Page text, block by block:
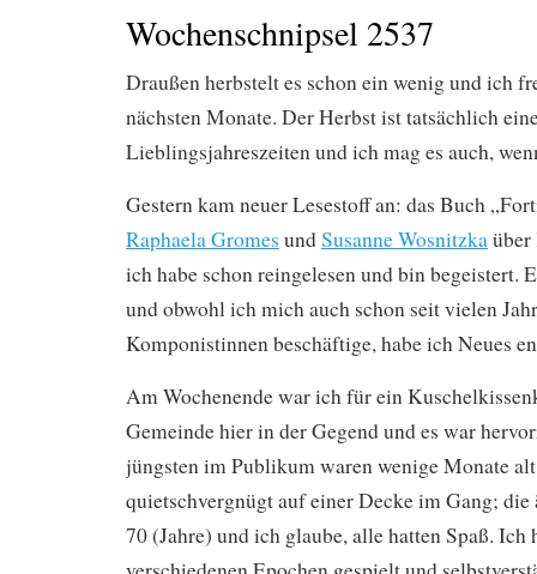
Wochenschnipsel 2537
Draußen herbstelt es schon ein wenig und ich
nächsten Monate. Der Herbst ist tatsächlich
Lieblingsjahreszeiten und ich mag es auch,
Gestern kam neuer Lesestoff an: das Buch
Raphaela Gromes undSusanne Wosnitzka
ich habe schon reingelesen und bin begeistert.
und obwohl ich mich auch schon seit vielen
Komponistinnen beschäftige, habe ich Neues
Am Wochenende war ich für ein
Gemeinde hier in der Gegend und es war
jüngsten im Publikum waren wenige Monate
quietschvergnügt auf einer Decke im Gang; die
70 (Jahre) und ich glaube, alle hatten Spaß. Ich